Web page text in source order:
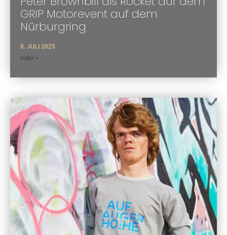
GRIP Motorevent auf dem
Nürburgring
8. JULI 2025
mehr >